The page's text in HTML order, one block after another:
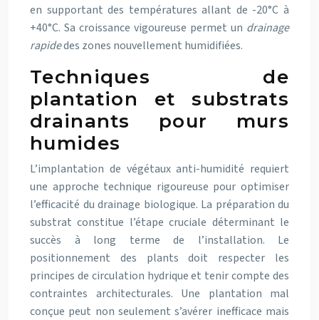
en supportant des températures allant de -20°C à
+40°C. Sa croissance vigoureuse permet un drainage
rapidedes zones nouvellement humidifiées.
Techniques de
plantation et substrats
drainants pour murs
humides
L’implantation de végétaux anti-humidité requiert
une approche technique rigoureuse pour optimiser
l’efficacité du drainage biologique. La préparation du
substrat constitue l’étape cruciale déterminant le
succès à long terme de l’installation. Le
positionnement des plants doit respecter les
principes de circulation hydrique et tenir compte des
contraintes architecturales. Une plantation mal
conçue peut non seulement s’avérer inefficace mais